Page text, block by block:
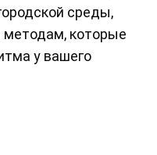
среды,
которые
у вашего